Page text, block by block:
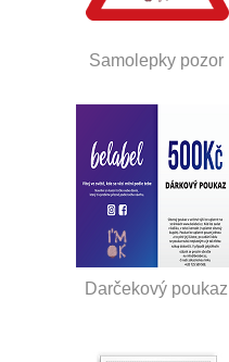
Samolepky pozor
Darčekový poukaz